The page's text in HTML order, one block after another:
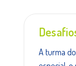
A turma